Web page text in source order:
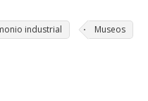
industrial
Museos